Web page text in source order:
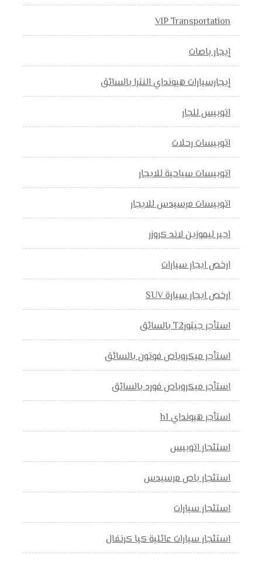
VIP Transportation
إيجار باصات
إيجارسيارات هيونداي النترا بالسائق
اتوبيس للجار
اتوبيسات رحلات
اتوبيسات سياحية للايجار
اتوبيسات مرسيدس للايجار
اجير ليموزين لاند كروزر
ارخص ايجار سيارات
ارخص ايجار سيارة SUV
استأجر جيتورT2 بالسائق
استأجر ميكروباص فوتون بالسائق
استأجر ميكروباص فورد بالسائق
استأجر هيونداي h1
استئجار اتوبيس
استئجار باص مرسيدس
استئجار سيارات
استئجار سيارات عائلية كيا كرنفال